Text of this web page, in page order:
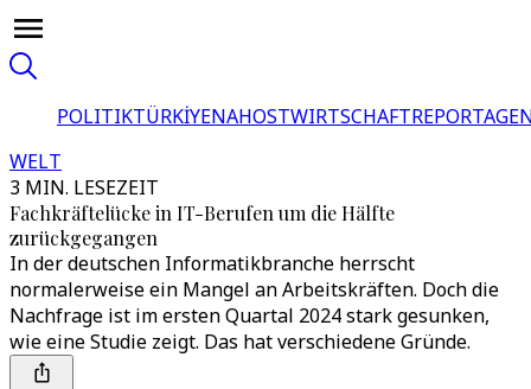
POLITIKTÜRKİYENAHOSTWIRTSCHAFT
WELT
3 MIN. LESEZEIT
Fachkräftelücke in IT-Berufen um die Hälfte
zurückgegangen
In der deutschen Informatikbranche herrscht
normalerweise ein Mangel an Arbeitskräften. Doch die
Nachfrage ist im ersten Quartal 2024 stark gesunken,
wie eine Studie zeigt. Das hat verschiedene Gründe.